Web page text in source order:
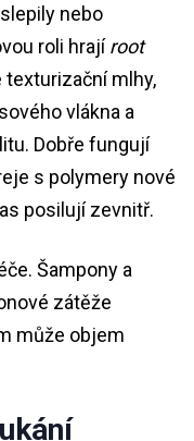
nebo
roli hrajíroot
mlhy,
vlákna a
Dobře fungují
s polymery nové
posilují zevnitř.
Šampony a
zátěže
může objem